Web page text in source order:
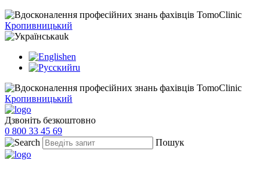
Кропивницький
uk
en
ru
Кропивницький
Дзвоніть безкоштовно
0 800 33 45 69
Пошук